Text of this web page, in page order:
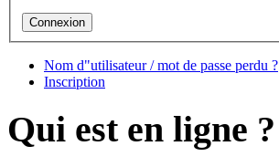
Nom d"utilisateur / mot de passe perdu ?
Inscription
Qui est en ligne ?